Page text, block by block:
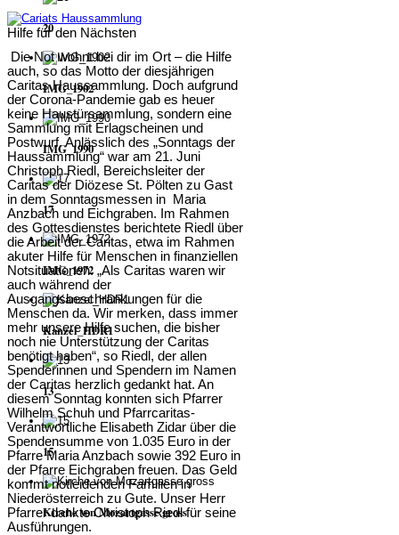
20
IMG_1902
IMG_1990
17
IMG_1972
Kanzel_HDR1
13
15
Kirche von Mozartgasse gross
Hilfe für den Nächsten
Die Not wohnt bei dir im Ort – die Hilfe
auch, so das Motto der diesjährigen
Caritas Haussammlung. Doch aufgrund
der Corona-Pandemie gab es heuer
keine Haustürsammlung, sondern eine
Sammlung mit Erlagscheinen und
Postwurf. Anlässlich des „Sonntags der
Haussammlung“ war am 21. Juni
Christoph Riedl, Bereichsleiter der
Caritas der Diözese St. Pölten zu Gast
in dem Sonntagsmessen in Maria
Anzbach und Eichgraben. Im Rahmen
des Gottesdienstes berichtete Riedl über
die Arbeit der Caritas, etwa im Rahmen
akuter Hilfe für Menschen in finanziellen
Notsituationen. „Als Caritas waren wir
auch während der
Ausgangsbeschränkungen für die
Menschen da. Wir merken, dass immer
mehr unsere Hilfe suchen, die bisher
noch nie Unterstützung der Caritas
benötigt haben“, so Riedl, der allen
Spenderinnen und Spendern im Namen
der Caritas herzlich gedankt hat. An
diesem Sonntag konnten sich Pfarrer
Wilhelm Schuh und Pfarrcaritas-
Verantwortliche Elisabeth Zidar über die
Spendensumme von 1.035 Euro in der
Pfarre Maria Anzbach sowie 392 Euro in
der Pfarre Eichgraben freuen. Das Geld
kommt notleidenden Familien in
Niederösterreich zu Gute. Unser Herr
Pfarrer dankte Christoph Riedl für seine
Ausführungen.